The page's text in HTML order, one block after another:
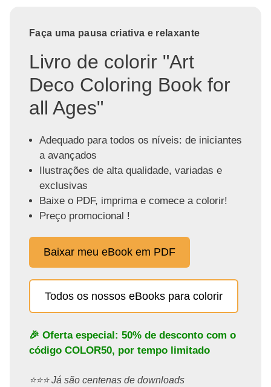
Faça uma pausa criativa e relaxante
Livro de colorir "Art
Deco Coloring Book for
all Ages"
Adequado para todos os níveis: de iniciantes
a avançados
Ilustrações de alta qualidade, variadas e
exclusivas
Baixe o PDF, imprima e comece a colorir!
Preço promocional !
Baixar meu eBook em PDF
Todos os nossos eBooks para colorir
🎉 Oferta especial: 50% de desconto com o
código COLOR50, por tempo limitado
⭐️⭐️⭐️ Já são centenas de downloads